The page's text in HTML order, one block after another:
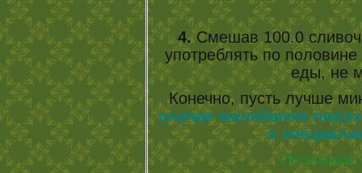
4.Смешав 100.0
употреблять по
еды, не
Конечно, пусть лучше
случае малейшего
к
Полезные